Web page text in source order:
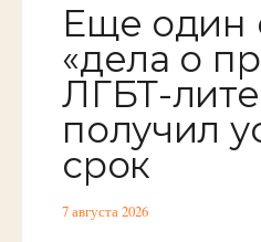
Еще один
«дела о
ЛГБТ-
получил
срок
7 августа 2026